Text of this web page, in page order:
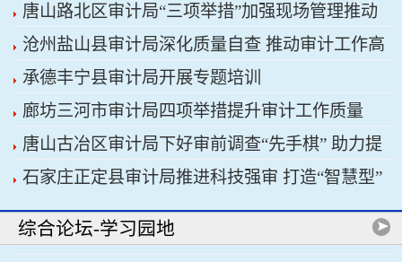
增效
唐山路北区审计局“三项举措”加强现场管理推动
审计工作科学规范
沧州盐山县审计局深化质量自查 推动审计工作高
质量发展
承德丰宁县审计局开展专题培训
廊坊三河市审计局四项举措提升审计工作质量
唐山古冶区审计局下好审前调查“先手棋” 助力提
升项目质效
石家庄正定县审计局推进科技强审 打造“智慧型”
审计机关
综合论坛-学习园地